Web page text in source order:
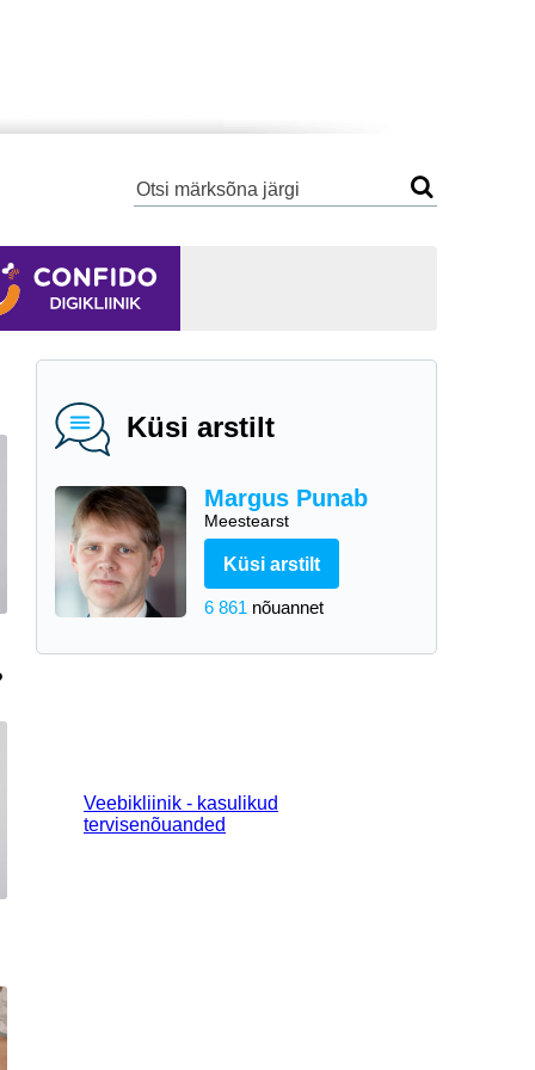
Küsi arstilt
Margus Punab
Meestearst
Küsi arstilt
6 861 nõuannet
Veebikliinik - kasulikud
tervisenõuanded